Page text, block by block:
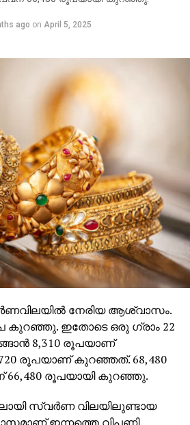
ago on April 5, 2025
നേരിയ ആശ്വാസം.
കുറഞ്ഞു. ഇതോടെ ഒരു ഗ്രാം 22
8,310 രൂപയാണ്
രൂപയാണ് കുറഞ്ഞത്. 68,480
66,480 രൂപയായി കുറഞ്ഞു.
സ്വര്‍ണ വിലയിലുണ്ടായ